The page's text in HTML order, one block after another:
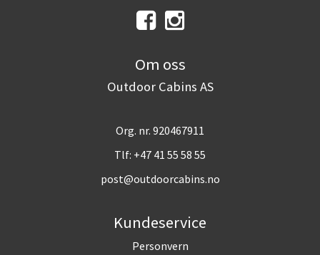
Om oss
Outdoor Cabins AS
Org. nr. 920467911
Tlf: +47 41 55 58 55
post@outdoorcabins.no
Kundeservice
Personvern